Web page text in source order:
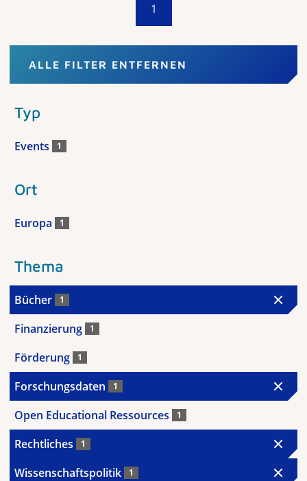
1
ALLE FILTER ENTFERNEN
Typ
Events 1
Ort
Europa 1
Thema
Bücher 1
Finanzierung 1
Förderung 1
Forschungsdaten 1
Open Educational Ressources 1
Rechtliches 1
Wissenschaftspolitik 1